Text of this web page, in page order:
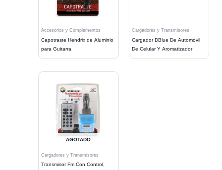
Accesorios y Complementos
Capotraste Hendrix de Aluminio
para Guitarra
Cargadores y Transmisores
Cargador DBlue De Automóvil
De Celular Y Aromatizador
AGOTADO
Cargadores y Transmisores
Transmisor Fm Con Control,